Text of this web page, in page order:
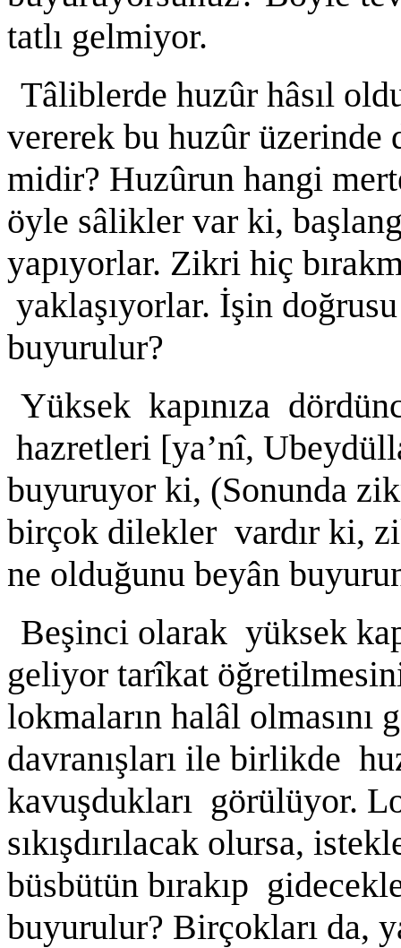
tatlı gelmiyor.
Tâliblerde huzûr hâsıl
vererek bu huzûr üzerinde
midir? Huzûrun hangi
öyle sâlikler var ki,
yapıyorlar. Zikri hiç
yaklaşıyorlar. İşin
buyurulur?
Yüksek kapınıza
hazretleri [ya’nî,
buyuruyor ki, (Sonunda
birçok dilekler vardır ki,
ne olduğunu beyân
Beşinci olarak yüksek
geliyor tarîkat
lokmaların halâl olmasını
davranışları ile birlikde
kavuşdukları görülüyor.
sıkışdırılacak olursa,
büsbütün bırakıp
buyurulur? Birçokları da,